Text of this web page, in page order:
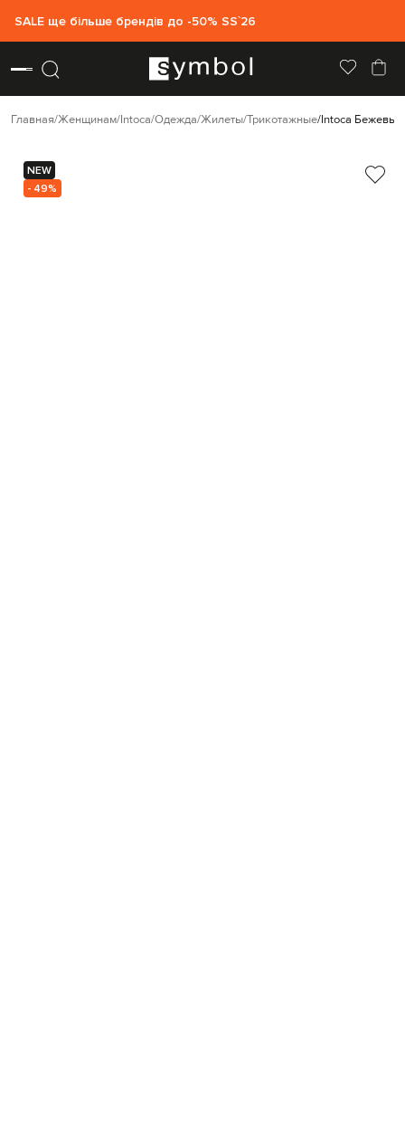
SALE ще більше брендів до -50% SS`26
Главная Женщинам Intoca Одежда Жилеты Трикотажные Intoca Бежевый
NEW
- 49%